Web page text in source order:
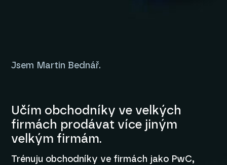
Jsem Martin Bednář.
Učím obchodníky ve velkých
firmách prodávat více jiným
velkým firmám.
Trénuju obchodníky ve firmách jako PwC,